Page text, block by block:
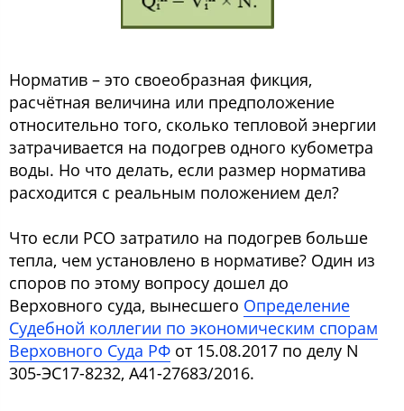
Норматив – это своеобразная фикция,
расчётная величина или предположение
относительно того, сколько тепловой энергии
затрачивается на подогрев одного кубометра
воды. Но что делать, если размер норматива
расходится с реальным положением дел?
Что если РСО затратило на подогрев больше
тепла, чем установлено в нормативе? Один из
споров по этому вопросу дошел до
Верховного суда, вынесшего Определение
Судебной коллегии по экономическим спорам
Верховного Суда РФ от 15.08.2017 по делу N
305-ЭС17-8232, А41-27683/2016.